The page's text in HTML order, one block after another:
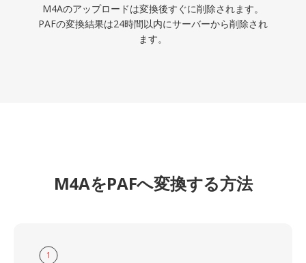
M4Aのアップロードは変換後すぐに削除されます。
PAFの変換結果は24時間以内にサーバーから削除され
ます。
M4AをPAFへ変換する方法
1